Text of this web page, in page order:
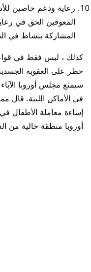
رعاية ودعم خاصين
المعوقين الحق في
المشاركة بنشاط في
كذلك ، ليس فقط في قواعد
حظر على العقوبة
سيمنع مجلس أوروبا
في الأماكن اللينة. قال
أوروبا منطقة خالية من